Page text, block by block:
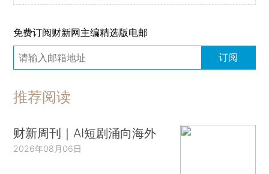
免费订阅财新网主编精选版电邮
订阅
推荐阅读
财新周刊｜AI短剧涌向海外
2026年08月06日